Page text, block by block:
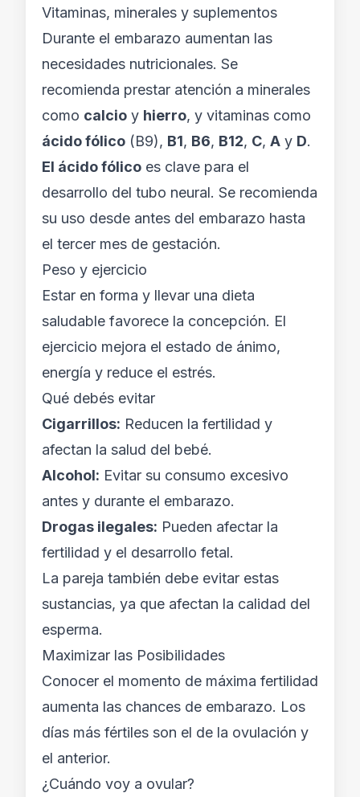
Vitaminas, minerales y suplementos
Durante el embarazo aumentan las
necesidades nutricionales. Se
recomienda prestar atención a minerales
como calcio y hierro, y vitaminas como
ácido fólico (B9), B1, B6, B12, C, A y D.
El ácido fólico es clave para el
desarrollo del tubo neural. Se recomienda
su uso desde antes del embarazo hasta
el tercer mes de gestación.
Peso y ejercicio
Estar en forma y llevar una dieta
saludable favorece la concepción. El
ejercicio mejora el estado de ánimo,
energía y reduce el estrés.
Qué debés evitar
Cigarrillos: Reducen la fertilidad y
afectan la salud del bebé.
Alcohol: Evitar su consumo excesivo
antes y durante el embarazo.
Drogas ilegales: Pueden afectar la
fertilidad y el desarrollo fetal.
La pareja también debe evitar estas
sustancias, ya que afectan la calidad del
esperma.
Maximizar las Posibilidades
Conocer el momento de máxima fertilidad
aumenta las chances de embarazo. Los
días más fértiles son el de la ovulación y
el anterior.
¿Cuándo voy a ovular?